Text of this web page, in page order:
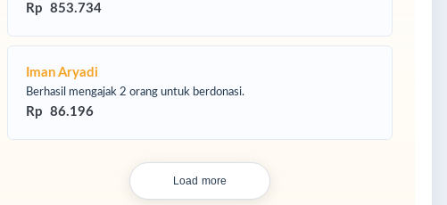
Sudan memanggil kita untuk beraksi, Mereka butuhmakanan,
program“Krisis Kemanusiaan Sudan”
dermawan untuk ikut menolong mereka yang kini berjuang
Rp 853.734
Iman Aryadi
Berhasil mengajak 2 orang untuk berdonasi.
Rp 86.196
Load more